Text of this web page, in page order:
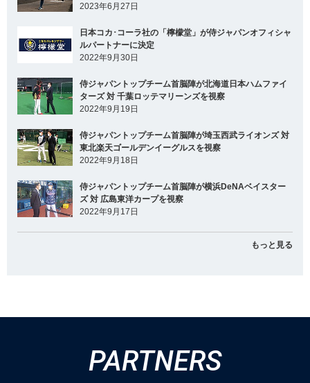
2023年6月27日
日本コカ･コーラ社の「檸檬堂」が侍ジャパンオフィシャ
ルパートナーに決定
2022年9月30日
侍ジャパントップチーム首脳陣が北海道日本ハムファイ
ターズ 対 千葉ロッテマリーンズを視察
2022年9月19日
侍ジャパントップチーム首脳陣が埼玉西武ライオンズ 対
東北楽天ゴールデンイーグルスを視察
2022年9月18日
侍ジャパントップチーム首脳陣が横浜DeNAベイスター
ズ 対 広島東洋カープを視察
2022年9月17日
もっと見る
PARTNERS